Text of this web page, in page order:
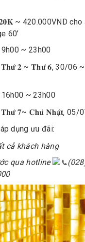
~ 420.000VND cho
60’
9h00 ~ 23h00
𝐓𝐡𝐮̛́ 𝟐 ~ 𝐓𝐡𝐮̛́ 𝟔, 30/06
16h00 ~ 23h00
𝐓𝐡𝐮̛́ 𝟕~ 𝐂𝐡𝐮̉ 𝐍𝐡𝐚̣̂𝐭, 05/
dụng ưu đãi:
cả khách hàng
qua hotline